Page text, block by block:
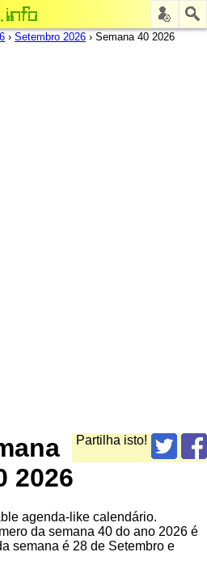
› Setembro 2026 › Semana 40 2026
Partilha isto!
2026
agenda-like calendário.
da semana 40 do ano 2026 é
semana é 28 de Setembro e